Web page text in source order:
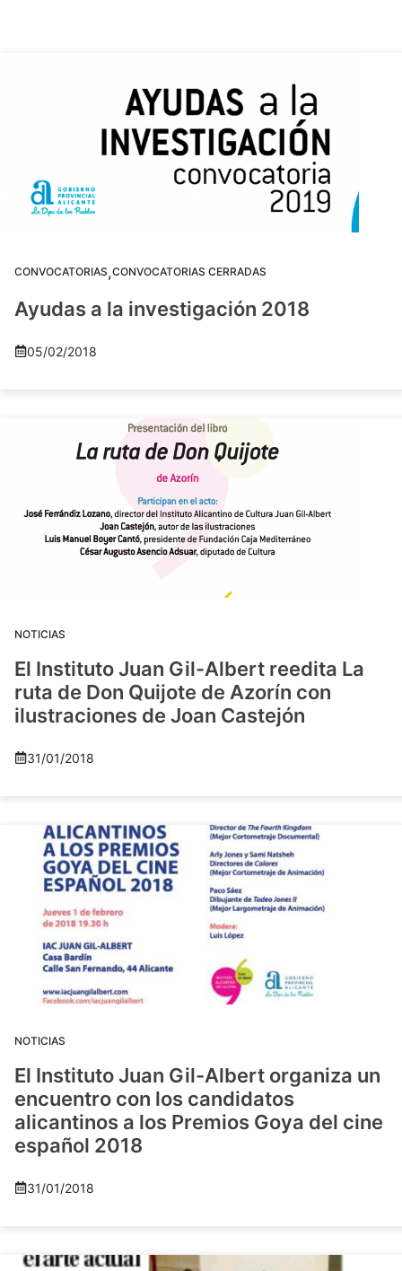
CONVOCATORIAS,CONVOCATORIAS CERRADAS
Ayudas a la investigación 2018
05/02/2018
NOTICIAS
El Instituto Juan Gil-Albert reedita La
ruta de Don Quijote de Azorín con
ilustraciones de Joan Castejón
31/01/2018
NOTICIAS
El Instituto Juan Gil-Albert organiza un
encuentro con los candidatos
alicantinos a los Premios Goya del cine
español 2018
31/01/2018